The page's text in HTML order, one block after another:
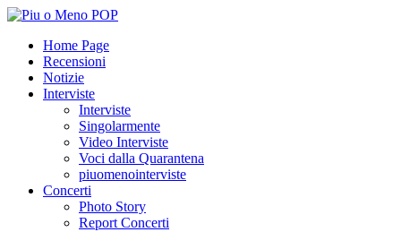
Home Page
Recensioni
Notizie
Interviste
Interviste
Singolarmente
Video Interviste
Voci dalla Quarantena
piuomenointerviste
Concerti
Photo Story
Report Concerti